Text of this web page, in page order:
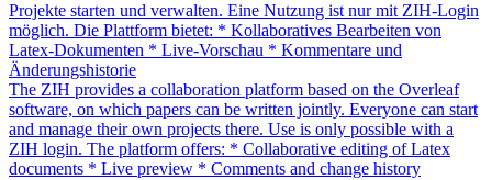
Projekte starten und verwalten. Eine Nutzung ist nur mit ZIH-Login
möglich. Die Plattform bietet: * Kollaboratives Bearbeiten von
Latex-Dokumenten * Live-Vorschau * Kommentare und
Änderungshistorie
The ZIH provides a collaboration platform based on the Overleaf
software, on which papers can be written jointly. Everyone can start
and manage their own projects there. Use is only possible with a
ZIH login. The platform offers: * Collaborative editing of Latex
documents * Live preview * Comments and change history